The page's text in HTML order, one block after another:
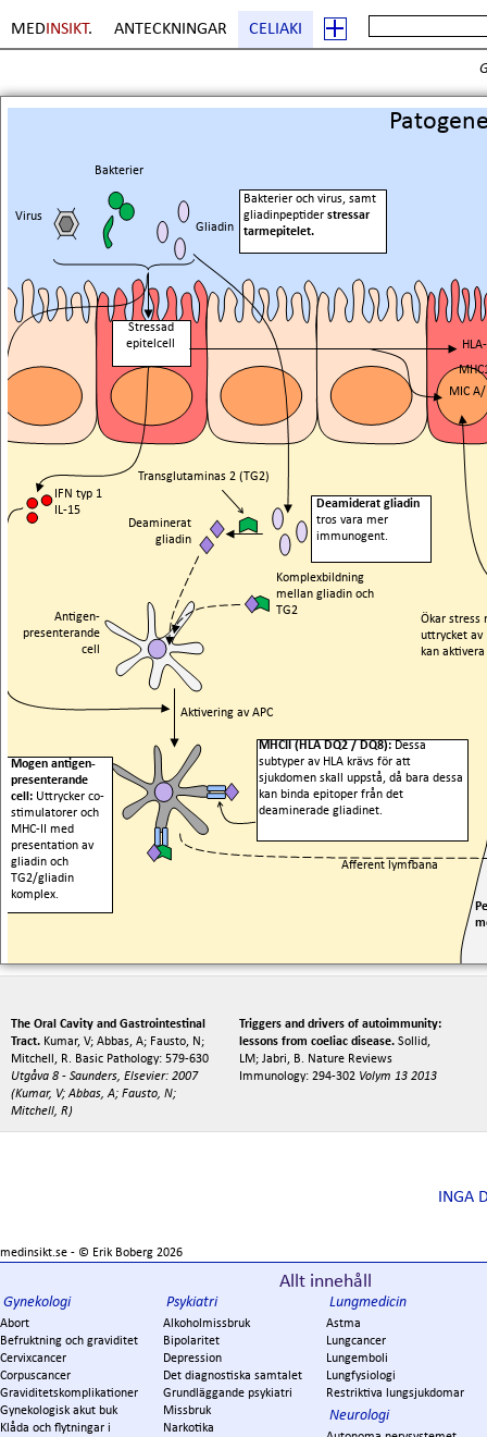
MED INSIKT. ANTECKNINGAR CELIAKI
Virus
Bakterier
Gliadin
Stressad
epitelcell
IFN typ 1
IL-15
Transglutaminas 2 (TG2)
Antigen-
presenterande
cell
Mogen antigen-
presenterande
cell: Uttrycker co-
stimulatorer och
MHC-II med
presentation av
gliadin och
TG2/gliadin
komplex.
Afferent lymfbana
Deaminerat
gliadin
MHCII (HLA DQ2 / DQ8): Dessa
subtyper av HLA krävs för att
sjukdomen skall uppstå, då bara dessa
kan binda epitoper från det
deaminerade gliadinet.
Komplexbildning
mellan gliadin och
TG2
Aktivering av APC
MIC
Ökar stress
uttrycket av
kan aktivera
Bakterier och virus, samt
gliadinpeptider stressar
tarmepitelet.
Deamiderat gliadin
tros vara mer
immunogent.
The Oral Cavity and Gastrointestinal
Tract. Kumar, V; Abbas, A; Fausto, N;
Mitchell, R. Basic Pathology: 579-630
Utgåva 8 - Saunders, Elsevier: 2007
(Kumar, V; Abbas, A; Fausto, N;
Mitchell, R)
Triggers and drivers of autoimmunity:
lessons from coeliac disease. Sollid,
LM; Jabri, B. Nature Reviews
Immunology: 294-302 Volym 13 2013
INGA
medinsikt.se - © Erik Boberg 2026
Allt innehåll
Gynekologi
Abort
Befruktning och graviditet
Cervixcancer
Corpuscancer
Graviditetskomplikationer
Gynekologisk akut buk
Klåda och flytningar i
Psykiatri
Alkoholmissbruk
Bipolaritet
Depression
Det diagnostiska samtalet
Grundläggande psykiatri
Missbruk
Narkotika
Lungmedicin
Astma
Lungcancer
Lungemboli
Lungfysiologi
Restriktiva lungsjukdomar
Neurologi